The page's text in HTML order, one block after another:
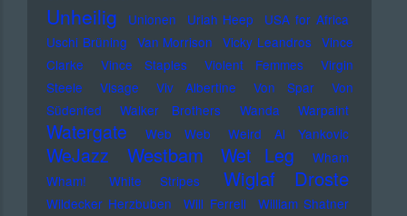
Unheilig Unionen Uriah Heep
USA for Africa
Uschi Brüning Van Morrison Vicky Leandros Vince
Clarke
Vince Staples Violent Femmes
Virgin
Steele
Visage Viv Albertine Von Spar
Von
Südenfed
Walker Brothers Wanda Warpaint
Watergate Web Web Weird Al Yankovic
WeJazz Westbam Wet Leg
Wham
Wham!
White Stripes Wiglaf Droste
Wildecker Herzbuben Will Ferrell
William Shatner